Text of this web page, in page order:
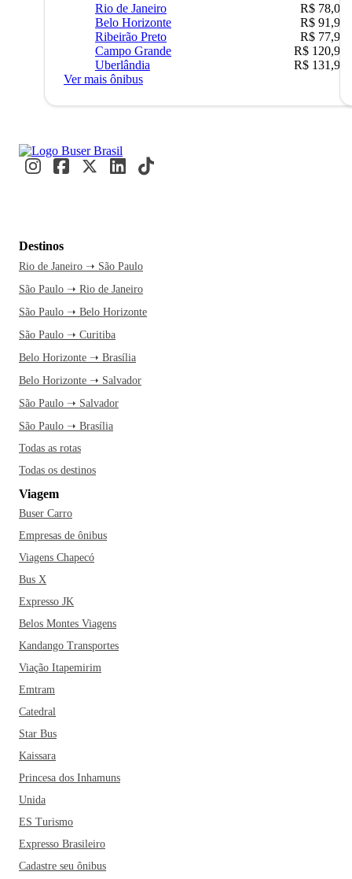
Rio de Janeiro
R$ 78,02
Belo Horizonte
R$ 91,90
Ribeirão Preto
R$ 77,90
Campo Grande
R$ 120,90
Uberlândia
R$ 131,90
Ver mais ônibus
Destinos
Rio de Janeiro ➝ São Paulo
São Paulo ➝ Rio de Janeiro
São Paulo ➝ Belo Horizonte
São Paulo ➝ Curitiba
Belo Horizonte ➝ Brasília
Belo Horizonte ➝ Salvador
São Paulo ➝ Salvador
São Paulo ➝ Brasília
Todas as rotas
Todas os destinos
Viagem
Buser Carro
Empresas de ônibus
Viagens Chapecó
Bus X
Expresso JK
Belos Montes Viagens
Kandango Transportes
Viação Itapemirim
Emtram
Catedral
Star Bus
Kaissara
Princesa dos Inhamuns
Unida
ES Turismo
Expresso Brasileiro
Cadastre seu ônibus